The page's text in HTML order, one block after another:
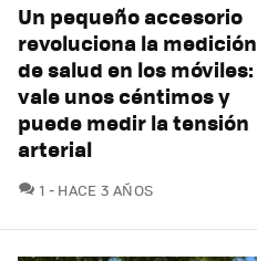
Un pequeño accesorio
revoluciona la medición
de salud en los móviles:
vale unos céntimos y
puede medir la tensión
arterial
1 COMENTARIOS
HACE 3 AÑOS